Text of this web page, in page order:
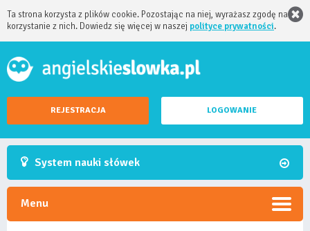
Ta strona korzysta z plików cookie. Pozostając na niej, wyrażasz zgodę na
korzystanie z nich. Dowiedz się więcej w naszej polityce prywatności.
REJESTRACJA LOGOWANIE
System nauki słówek
Menu